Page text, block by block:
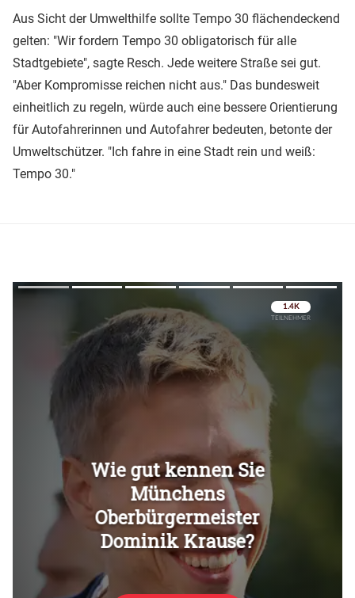
Aus Sicht der Umwelthilfe sollte Tempo 30 flächendeckend
gelten: "Wir fordern Tempo 30 obligatorisch für alle
Stadtgebiete", sagte Resch. Jede weitere Straße sei gut.
"Aber Kompromisse reichen nicht aus." Das bundesweit
einheitlich zu regeln, würde auch eine bessere Orientierung
für Autofahrerinnen und Autofahrer bedeuten, betonte der
Umweltschützer. "Ich fahre in eine Stadt rein und weiß:
Tempo 30."
Überspringen
Überspringen